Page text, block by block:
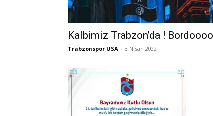
Kalbimiz Trabzon’da ! Bordoooo
Trabzonspor USA - 3 Nisan 2022